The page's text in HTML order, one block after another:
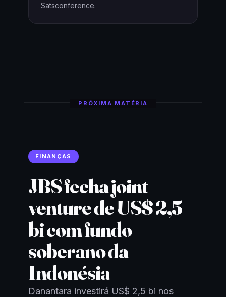
Satsconference.
PRÓXIMA MATÉRIA
FINANÇAS
JBS fecha joint
venture de US$ 2,5
bi com fundo
soberano da
Indonésia
Danantara investirá US$ 2,5 bi nos